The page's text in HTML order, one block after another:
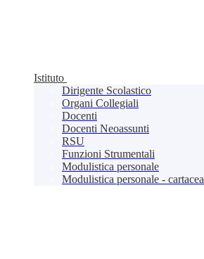
Istituto
Dirigente Scolastico
Organi Collegiali
Docenti
Docenti Neoassunti
RSU
Funzioni Strumentali
Modulistica personale
Modulistica personale - cartacea